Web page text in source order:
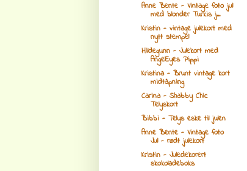
Anne Bente - Vintage foto jul
med blonder Turkis j...
Kristin - vintage julekort med
nytt stempel
Hildegunn - Julekort med
AngelEyes Pippi
Kristina - Brunt vintage kort
midtåpning
Carina - Shabby Chic
Telyskort
Bibbi - Telys eske til julen
Anne Bente - Vintage foto
Jul - rødt julekort
Kristin - Juledekorert
skokoladeboks